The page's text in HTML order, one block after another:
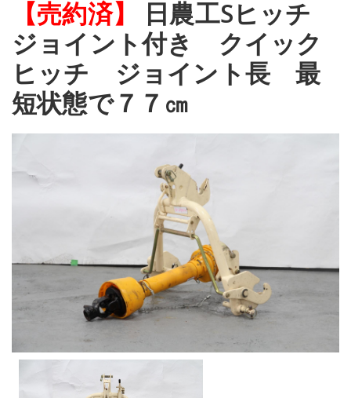
【売約済】
日農工Sヒッチ
ジョイント付き クイック
ヒッチ ジョイント長 最
短状態で７７㎝